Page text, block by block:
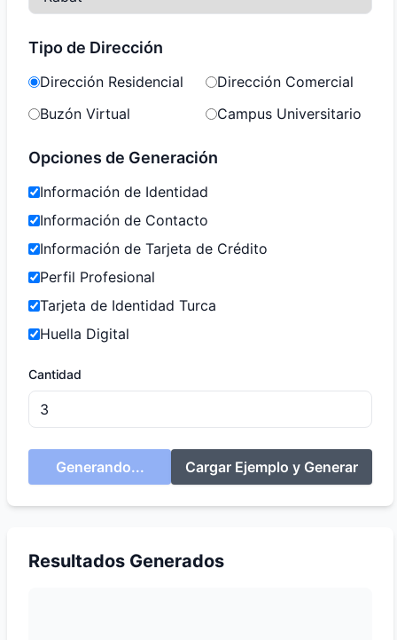
Tipo de Dirección
Dirección Residencial
Dirección Comercial
Buzón Virtual
Campus Universitario
Opciones de Generación
Información de Identidad
Información de Contacto
Información de Tarjeta de Crédito
Perfil Profesional
Tarjeta de Identidad Turca
Huella Digital
Cantidad
Generando... Cargar Ejemplo y Generar
Resultados Generados